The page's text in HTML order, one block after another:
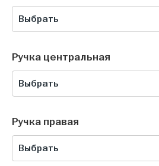
Выбрать
Ручка центральная
Выбрать
Ручка правая
Выбрать